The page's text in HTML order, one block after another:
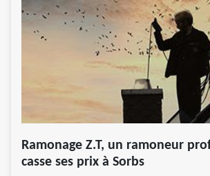
Ramonage Z.T, un ramoneur
casse ses prix à Sorbs